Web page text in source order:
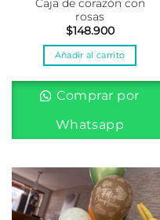
Caja de corazón con
rosas
$148.900
Añadir al carrito
Comprar por
Whatsapp